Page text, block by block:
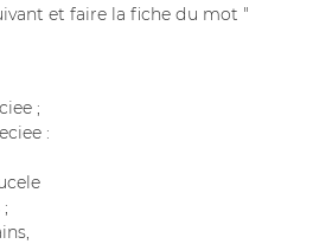
et faire la fiche du mot "
;
: